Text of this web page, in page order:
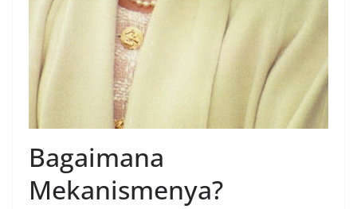
Bagaimana
Mekanismenya?